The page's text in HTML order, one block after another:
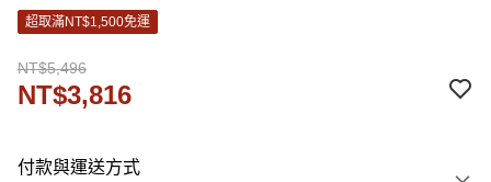
超取滿NT$1,500免運
NT$5,496
NT$3,816
付款與運送方式